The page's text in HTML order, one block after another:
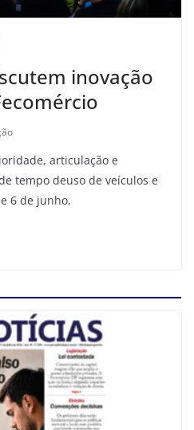
inovação
articulação e
tempo deuso de veículos e
6 de junho,